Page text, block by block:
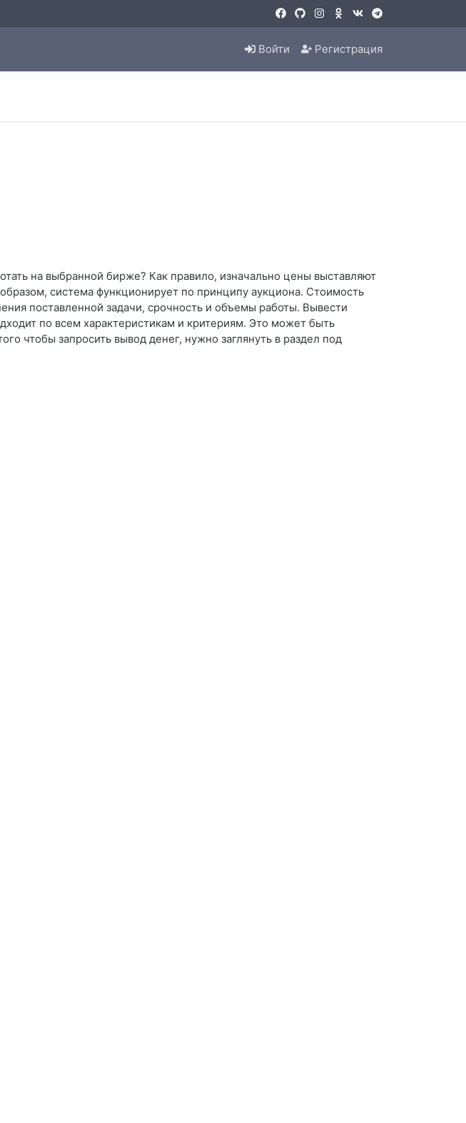
Войти Регистрация
на выбранной бирже? Как правило, изначально цены выставляют
система функционирует по принципу аукциона. Стоимость
поставленной задачи, срочность и объемы работы. Вывести
по всем характеристикам и критериям. Это может быть
чтобы запросить вывод денег, нужно заглянуть в раздел под